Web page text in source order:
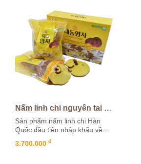
Nấm linh chi nguyên tai hộp 1000gram
Sản phẩm nấm linh chi Hàn
Quốc đầu tiên nhập khẩu về
Việt Nam với sự kết hợp từ 2
thương hiệu hàng đầu Imsil
3.700.000 đ